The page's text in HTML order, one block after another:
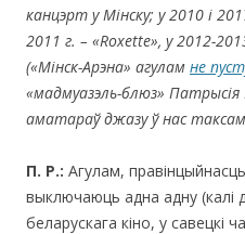
канцэрт у Мінску; у 2010 і
2011 г. – «Roxette», у 2012-
(«Мінск-Арэна» агулам не
«мадмуазэль-блюз» Патрысія
аматараўджазу ў нас
П. Р.: Агулам,
выключаюць адна адну (калі
беларускага кіно, у савецкі